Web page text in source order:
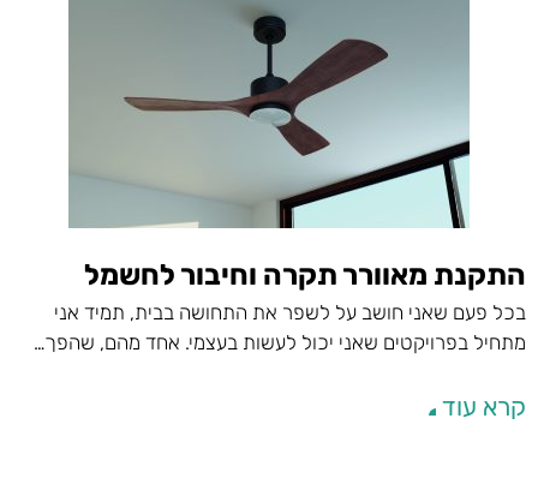
התקנת מאוורר תקרה וחיבור לחשמל
בכל פעם שאני חושב על לשפר את התחושה בבית, תמיד אני
מתחיל בפרויקטים שאני יכול לעשות בעצמי. אחד מהם, שהפך…
קרא עוד